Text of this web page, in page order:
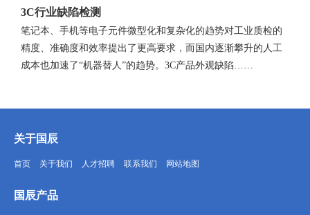
3C行业缺陷检测
笔记本、手机等电子元件微型化和复杂化的趋势对工业质检的
精度、准确度和效率提出了更高要求，而国内逐渐攀升的人工
成本也加速了“机器替人”的趋势。3C产品外观缺陷……
关于国辰
首页 关于我们 人才招聘 联系我们 网站地图
国辰产品